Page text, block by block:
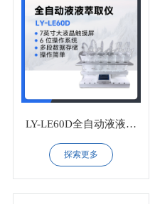
LY-LE60D全自动液液萃
取仪
探索更多